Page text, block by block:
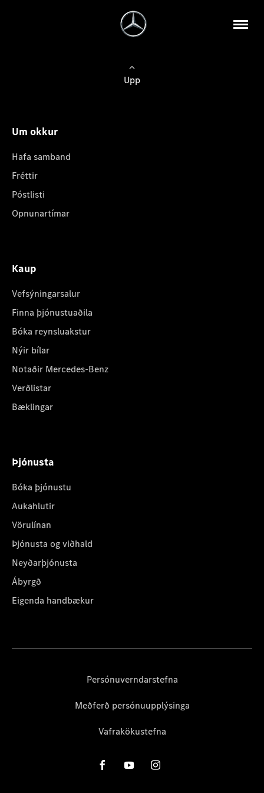
Upp
Um okkur
Hafa samband
Fréttir
Póstlisti
Opnunartímar
Kaup
Vefsýningarsalur
Finna þjónustuaðila
Bóka reynsluakstur
Nýir bílar
Notaðir Mercedes-Benz
Verðlistar
Bæklingar
Þjónusta
Bóka þjónustu
Aukahlutir
Vörulínan
Þjónusta og viðhald
Neyðarþjónusta
Ábyrgð
Eigenda handbækur
Persónuverndarstefna
Meðferð persónuupplýsinga
Vafrakökustefna